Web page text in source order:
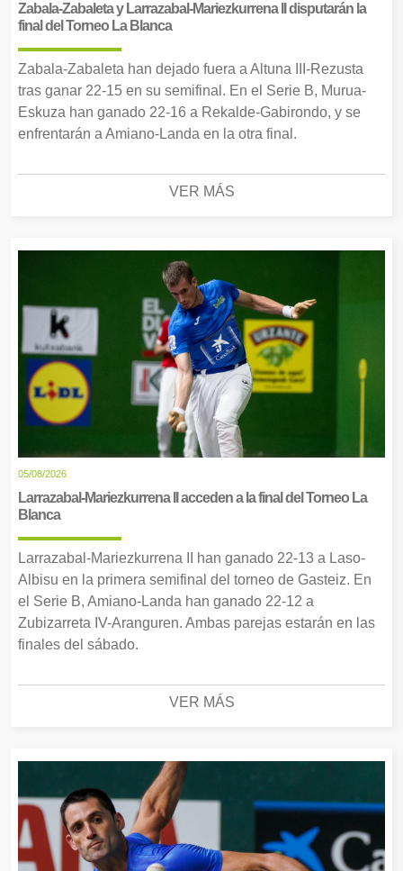
Zabala-Zabaleta y Larrazabal-Mariezkurrena II disputarán la
final del Torneo La Blanca
Zabala-Zabaleta han dejado fuera a Altuna III-Rezusta
tras ganar 22-15 en su semifinal. En el Serie B, Murua-
Eskuza han ganado 22-16 a Rekalde-Gabirondo, y se
enfrentarán a Amiano-Landa en la otra final.
VER MÁS
05/08/2026
Larrazabal-Mariezkurrena II acceden a la final del Torneo La
Blanca
Larrazabal-Mariezkurrena II han ganado 22-13 a Laso-
Albisu en la primera semifinal del torneo de Gasteiz. En
el Serie B, Amiano-Landa han ganado 22-12 a
Zubizarreta IV-Aranguren. Ambas parejas estarán en las
finales del sábado.
VER MÁS